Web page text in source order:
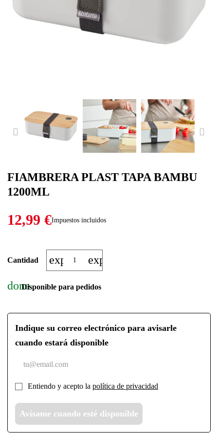
FIAMBRERA PLAST TAPA BAMBU
1200ML
PREVIOUS
12,99 €Impuestos incluidos
Cantidad expand_moreexpand_less
doneDisponible para pedidos
Indique su correo electrónico para avisarle
cuando estará disponible
Entiendo y acepto la política de privacidad
Avísame cuando esté disponible